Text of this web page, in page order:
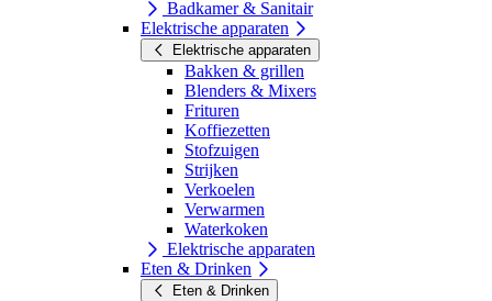
Badkamer & Sanitair
Elektrische apparaten
Elektrische apparaten
Bakken & grillen
Blenders & Mixers
Frituren
Koffiezetten
Stofzuigen
Strijken
Verkoelen
Verwarmen
Waterkoken
Elektrische apparaten
Eten & Drinken
Eten & Drinken